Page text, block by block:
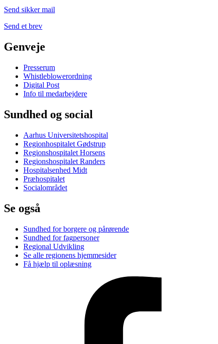
Send sikker mail
Send et brev
Genveje
Presserum
Whistleblowerordning
Digital Post
Info til medarbejdere
Sundhed og social
Aarhus Universitetshospital
Regionhospitalet Gødstrup
Regionshospitalet Horsens
Regionshospitalet Randers
Hospitalsenhed Midt
Præhospitalet
Socialområdet
Se også
Sundhed for borgere og pårørende
Sundhed for fagpersoner
Regional Udvikling
Se alle regionens hjemmesider
Få hjælp til oplæsning